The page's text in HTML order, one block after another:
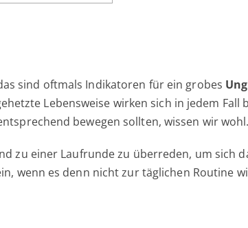
sind oftmals Indikatoren für ein grobes
Lebensweise wirken sich in jedem Fall
bewegen sollten, wissen wir wohl.
zu einer Laufrunde zu überreden, um sich
wenn es denn nicht zur täglichen Routine